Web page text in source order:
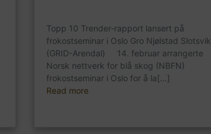
Topp 10 Trender-rapport lansert på
frokostseminar i Oslo Gro Njølstad Slotsvik
(GRID-Arendal) 14. februar arrangerte
Norsk nettverk for blå skog (NBFN)
frokostseminar i Oslo for å la[...]
Read more